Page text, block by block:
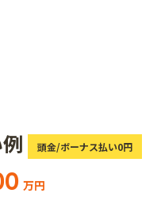
頭金/ボーナス払い0円
万円